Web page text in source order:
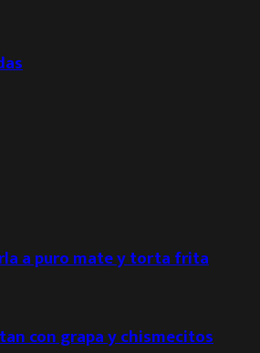
a puro mate y torta frita
con grapa y chismecitos